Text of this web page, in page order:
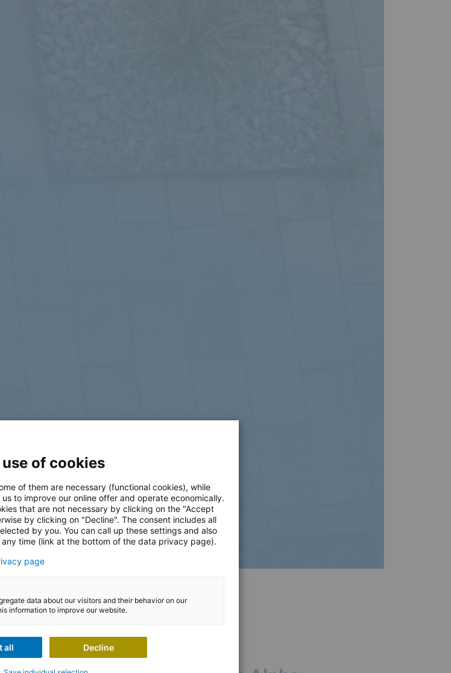
of cookies
of them are necessary (functional cookies), while
to improve our online offer and operate economically.
that are not necessary by clicking on the "Accept
by clicking on "Decline". The consent includes all
by you. You can call up these settings and also
time (link at the bottom of the data privacy page).
page
data about our visitors and their behavior on our
information to improve our website.
all Decline